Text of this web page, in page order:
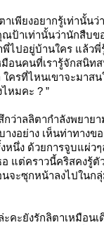
าเพียงอยากรู้เท่านั้น
ณป้าเท่านั้นว่านักสืบ
ปอยู่บ้านใคร แล้วพี่
อนคนที่เรารู้จักสนิท
ครที่ไหนเขาจะมาสน
หมคะ ? ”
กว่าลลิตากำลังพยาย
างอย่าง เห็นท่าทางข
หนึ่ง ด้วยการจูบแผ่ว
แต่คราวนี้คริสคงรู้ตั
นจะซุกหน้าลงไปในก
คะยังรักลิตาเหมือนเ